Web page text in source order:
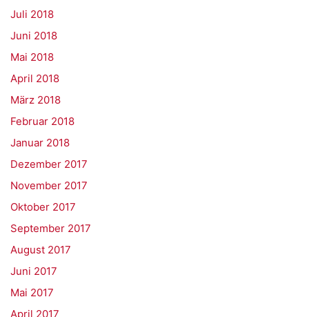
Juli 2018
Juni 2018
Mai 2018
April 2018
März 2018
Februar 2018
Januar 2018
Dezember 2017
November 2017
Oktober 2017
September 2017
August 2017
Juni 2017
Mai 2017
April 2017